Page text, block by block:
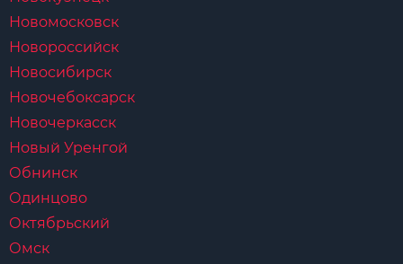
Новомосковск
Новороссийск
Новосибирск
Новочебоксарск
Новочеркасск
Новый Уренгой
Обнинск
Одинцово
Октябрьский
Омск